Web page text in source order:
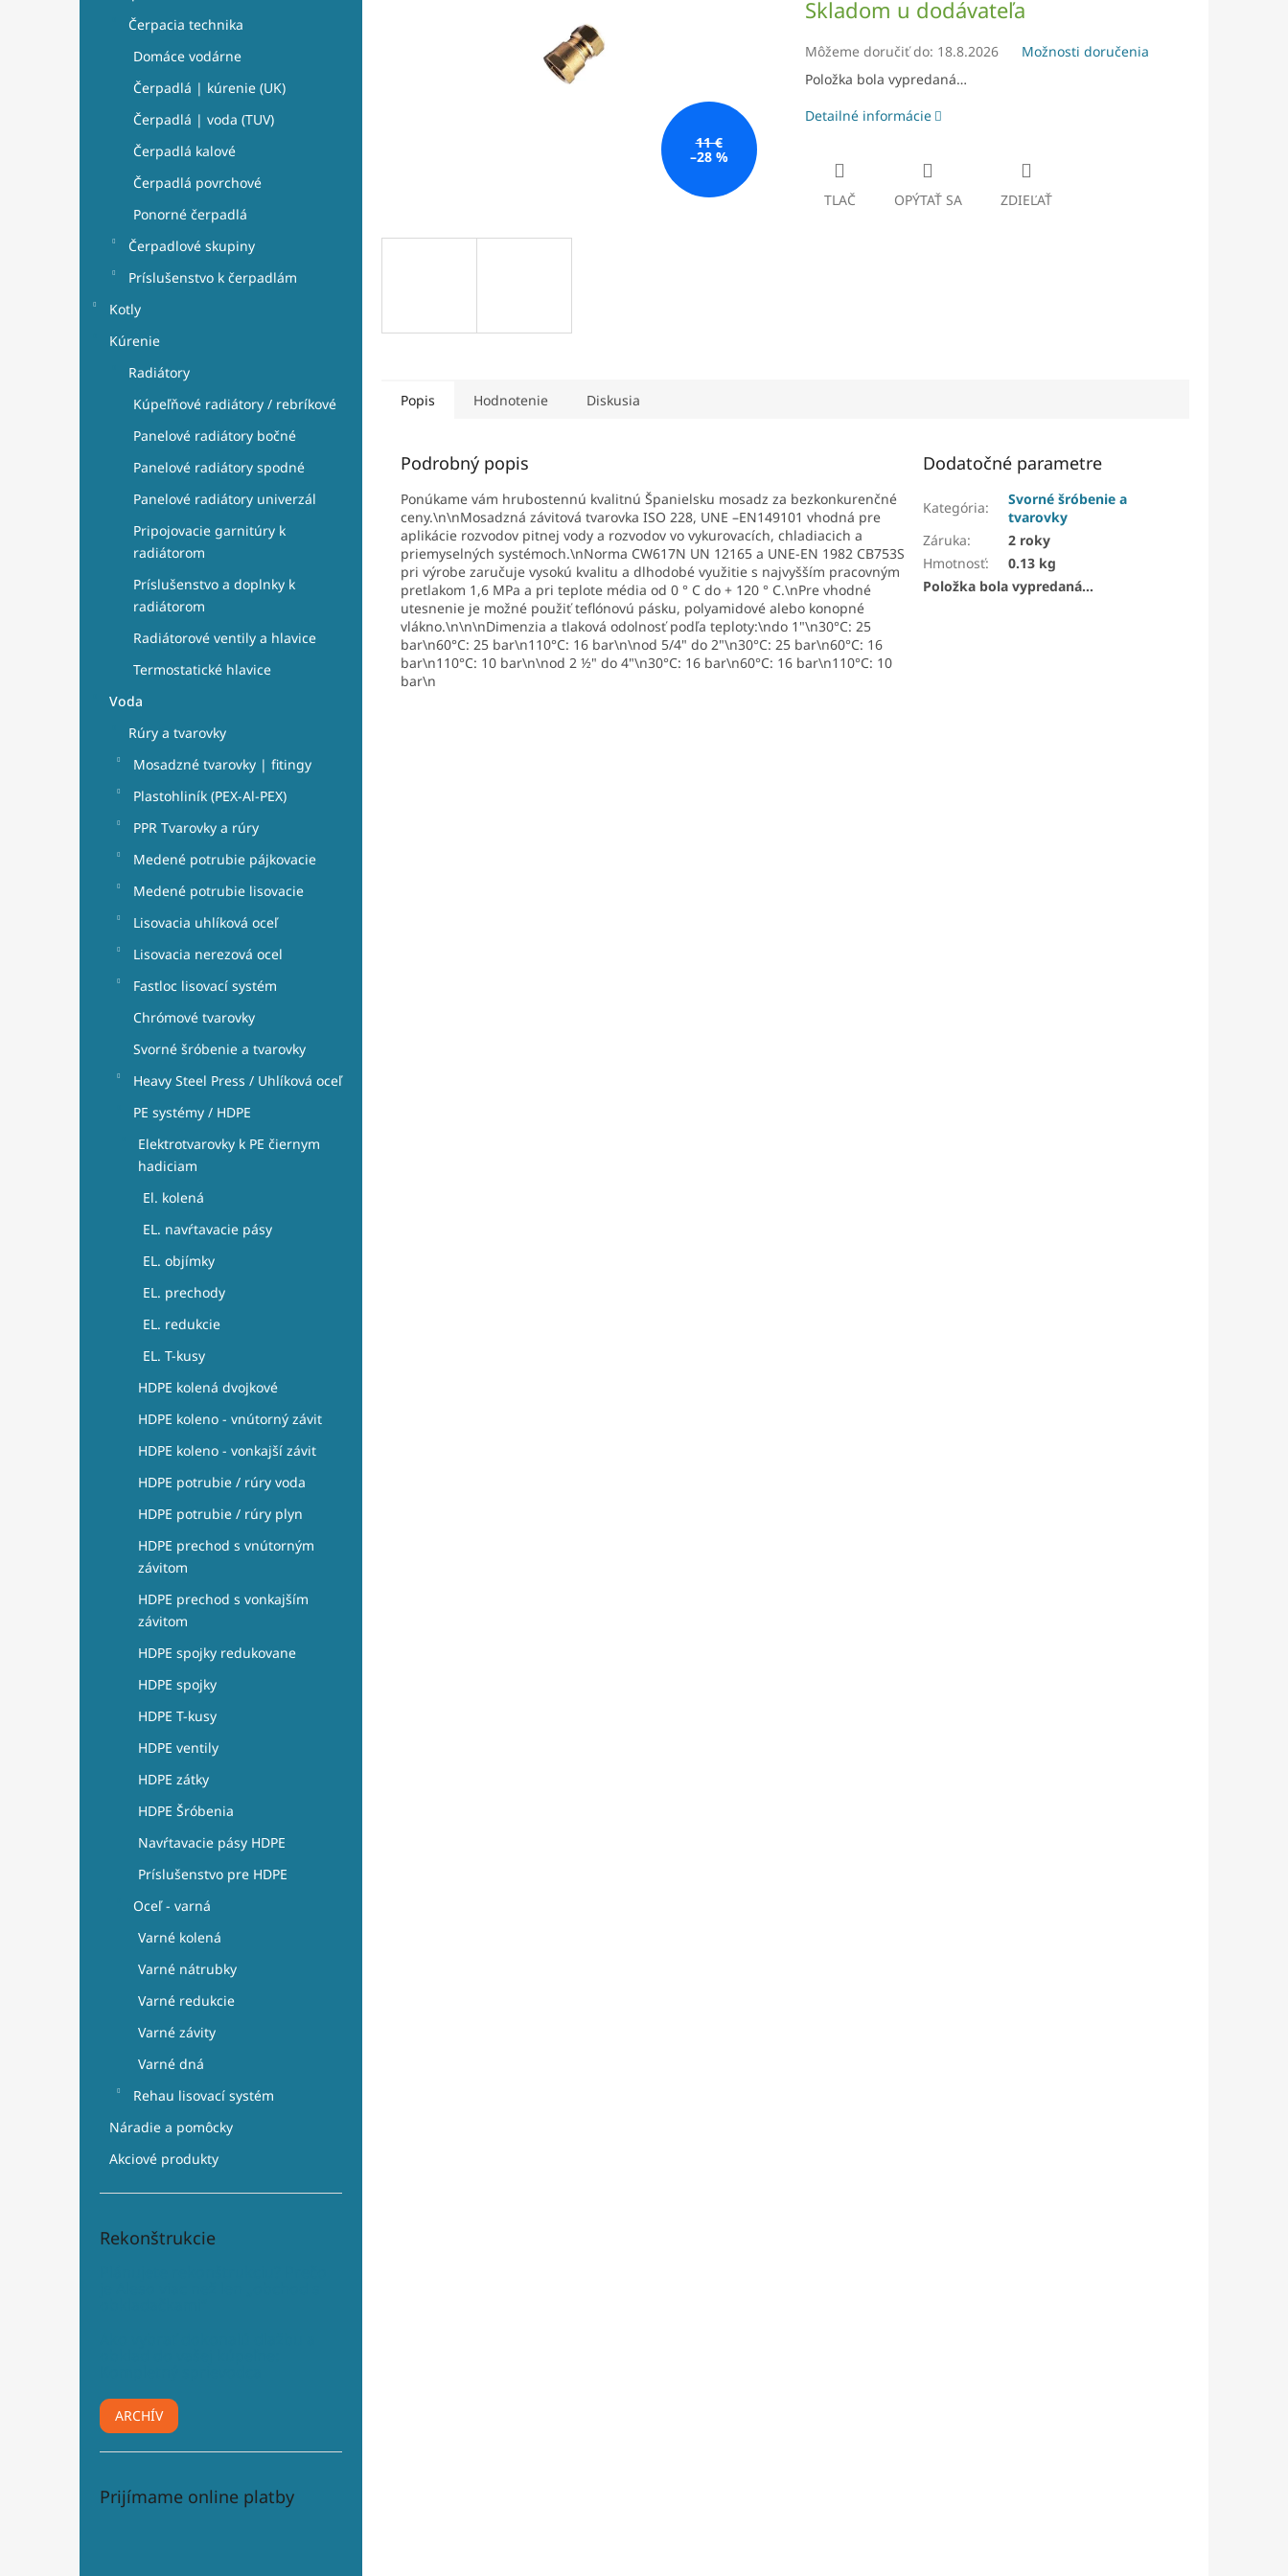
Čerpacia technika
Domáce vodárne
Čerpadlá | kúrenie (UK)
Čerpadlá | voda (TUV)
Čerpadlá kalové
Čerpadlá povrchové
Ponorné čerpadlá
Čerpadlové skupiny
Príslušenstvo k čerpadlám
Kotly
Kúrenie
Radiátory
Kúpeľňové radiátory / rebríkové
Panelové radiátory bočné
Panelové radiátory spodné
Panelové radiátory univerzál
Pripojovacie garnitúry k
radiátorom
Príslušenstvo a doplnky k
radiátorom
Radiátorové ventily a hlavice
Termostatické hlavice
Voda
Rúry a tvarovky
Mosadzné tvarovky | fitingy
Plastohliník (PEX-Al-PEX)
PPR Tvarovky a rúry
Medené potrubie pájkovacie
Medené potrubie lisovacie
Lisovacia uhlíková oceľ
Lisovacia nerezová ocel
Fastloc lisovací systém
Chrómové tvarovky
Svorné šróbenie a tvarovky
Heavy Steel Press / Uhlíková oceľ
PE systémy / HDPE
Elektrotvarovky k PE čiernym
hadiciam
El. kolená
EL. navŕtavacie pásy
EL. objímky
EL. prechody
EL. redukcie
EL. T-kusy
HDPE kolená dvojkové
HDPE koleno - vnútorný závit
HDPE koleno - vonkajší závit
HDPE potrubie / rúry voda
HDPE potrubie / rúry plyn
HDPE prechod s vnútorným
závitom
HDPE prechod s vonkajším
závitom
HDPE spojky redukovane
HDPE spojky
HDPE T-kusy
HDPE ventily
HDPE zátky
HDPE Šróbenia
Navŕtavacie pásy HDPE
Príslušenstvo pre HDPE
Oceľ - varná
Varné kolená
Varné nátrubky
Varné redukcie
Varné závity
Varné dná
Rehau lisovací systém
Náradie a pomôcky
Akciové produkty
Rekonštrukcie
ARCHÍV
Prijímame online platby
11 €
–28 %
cena:
Skladom u dodávateľa
Môžeme doručiť do: 18.8.2026
Možnosti doručenia
Položka bola vypredaná…
Detailné informácie
TLAČ OPÝTAŤ SA ZDIEĽAŤ
Popis Hodnotenie Diskusia
Podrobný popis
Ponúkame vám hrubostennú kvalitnú Španielsku mosadz za bezkonkurenčné
ceny.\n\nMosadzná závitová tvarovka ISO 228, UNE –EN149101 vhodná pre
aplikácie rozvodov pitnej vody a rozvodov vo vykurovacích, chladiacich a
priemyselných systémoch.\nNorma CW617N UN 12165 a UNE-EN 1982 CB753S
pri výrobe zaručuje vysokú kvalitu a dlhodobé využitie s najvyšším pracovným
pretlakom 1,6 MPa a pri teplote média od 0 ° C do + 120 ° C.\nPre vhodné
utesnenie je možné použiť teflónovú pásku, polyamidové alebo konopné
vlákno.\n\n\nDimenzia a tlaková odolnosť podľa teploty:\ndo 1"\n30°C: 25
bar\n60°C: 25 bar\n110°C: 16 bar\n\nod 5/4" do 2"\n30°C: 25 bar\n60°C: 16
bar\n110°C: 10 bar\n\nod 2 ½" do 4"\n30°C: 16 bar\n60°C: 16 bar\n110°C: 10
bar\n
Dodatočné parametre
Kategória:
Svorné šróbenie a
tvarovky
Záruka:
2 roky
Hmotnosť:
0.13 kg
Položka bola vypredaná…